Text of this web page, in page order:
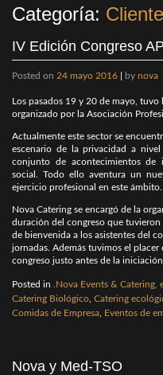
Categoría:
IV Edición Congreso
Posted on 24 mayo 2016 by nova
Los pasados 19 y 20 de mayo, tuvo
organizado por la Asociación
Actualmente este sector se
escenario de la privacidad a
conjunto de acontecimientos de
social. Todo ello aventura un
ejercicio profesional en este ámbito.
Nova Catering se encargó de la
duración del congreso que tuvieron
de bienvenida a los asistentes del
jornadas. Además tuvimos el
congreso justo antes de la
Posted in .Nova Events & Catering,
Catering Biológico Catering
Comidas de Empresa Eventos de
Nova y Med-TSO